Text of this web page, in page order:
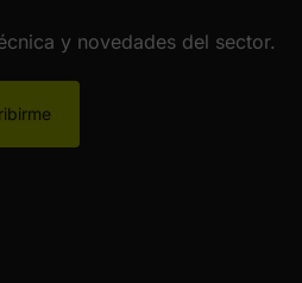
y novedades del sector.